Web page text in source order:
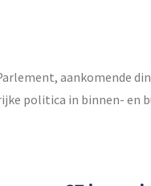
aankomende
politica in binnen- en